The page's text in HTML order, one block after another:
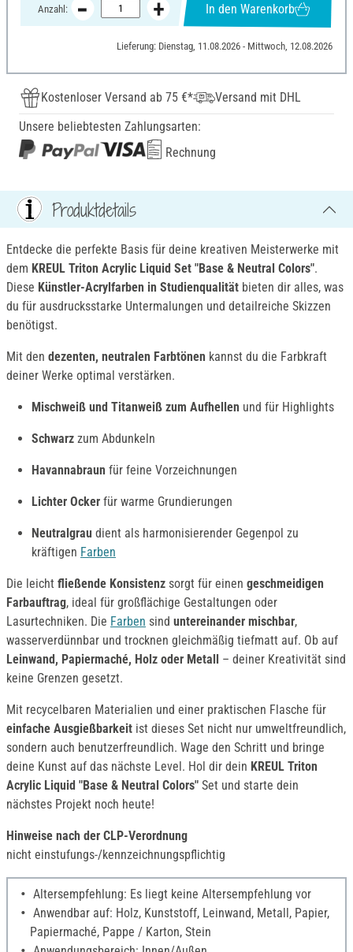
Anzahl: In den Warenkorb
Lieferung: Dienstag, 11.08.2026 - Mittwoch, 12.08.2026
Kostenloser Versand ab 75 €*
Versand mit DHL
Unsere beliebtesten Zahlungsarten:
Rechnung
Produktdetails
Entdecke die perfekte Basis für deine kreativen Meisterwerke mit
dem KREUL Triton Acrylic Liquid Set "Base & Neutral Colors".
Diese Künstler-Acrylfarben in Studienqualität bieten dir alles, was
du für ausdrucksstarke Untermalungen und detailreiche Skizzen
benötigst.
Mit den dezenten, neutralen Farbtönen kannst du die Farbkraft
deiner Werke optimal verstärken.
Mischweiß und Titanweiß zum Aufhellen und für Highlights
Schwarz zum Abdunkeln
Havannabraun für feine Vorzeichnungen
Lichter Ocker für warme Grundierungen
Neutralgrau dient als harmonisierender Gegenpol zu
kräftigen Farben
Die leicht fließende Konsistenz sorgt für einen geschmeidigen
Farbauftrag, ideal für großflächige Gestaltungen oder
Lasurtechniken. Die Farben sind untereinander mischbar,
wasserverdünnbar und trocknen gleichmäßig tiefmatt auf. Ob auf
Leinwand, Papiermaché, Holz oder Metall – deiner Kreativität sind
keine Grenzen gesetzt.
Mit recycelbaren Materialien und einer praktischen Flasche für
einfache Ausgießbarkeit ist dieses Set nicht nur umweltfreundlich,
sondern auch benutzerfreundlich. Wage den Schritt und bringe
deine Kunst auf das nächste Level. Hol dir dein KREUL Triton
Acrylic Liquid "Base & Neutral Colors" Set und starte dein
nächstes Projekt noch heute!
Hinweise nach der CLP-Verordnung
nicht einstufungs-/kennzeichnungspflichtig
Altersempfehlung: Es liegt keine Altersempfehlung vor
Anwendbar auf: Holz, Kunststoff, Leinwand, Metall, Papier,
Papiermaché, Pappe / Karton, Stein